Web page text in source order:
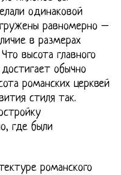
одинаковой
равномерно –
в размерах
высота главного
обычно
романских церквей
стиля так.
где были
романского